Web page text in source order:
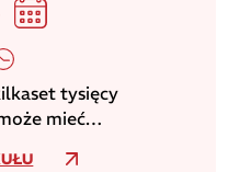
tysięcy
mieć